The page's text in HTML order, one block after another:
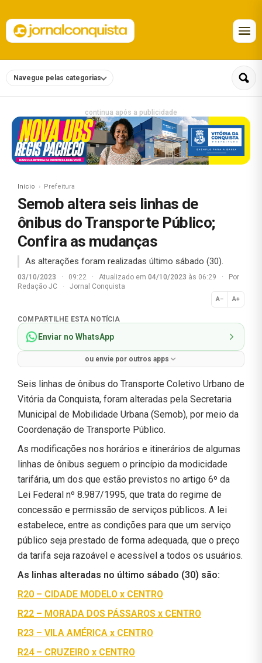
Navegue pelas categorias
continua após a publicidade
Início Prefeitura
Semob altera seis linhas de
ônibus do Transporte Público;
Confira as mudanças
As alterações foram realizadas último sábado (30).
03/10/2023 · 09:22 · Atualizado em 04/10/2023 às 06:29 ·
Por
Redação JC
· Jornal Conquista
A− A+
Normal
COMPARTILHE ESTA NOTÍCIA
Enviar no WhatsApp
ou envie por outros apps
Seis linhas de ônibus do Transporte Coletivo Urbano de
Vitória da Conquista, foram alteradas pela Secretaria
Municipal de Mobilidade Urbana (Semob), por meio da
Coordenação de Transporte Público.
As modificações nos horários e itinerários de algumas
linhas de ônibus seguem o princípio da modicidade
tarifária, um dos que estão previstos no artigo 6º da
Lei Federal nº 8.987/1995, que trata do regime de
concessão e permissão de serviços públicos. A lei
estabelece, entre as condições para que um serviço
público seja prestado de forma adequada, que o preço
da tarifa seja razoável e acessível a todos os usuários.
As linhas alteradas no último sábado (30) são:
R20 – CIDADE MODELO x CENTRO
R22 – MORADA DOS PÁSSAROS x CENTRO
R23 – VILA AMÉRICA x CENTRO
R24 – CRUZEIRO x CENTRO